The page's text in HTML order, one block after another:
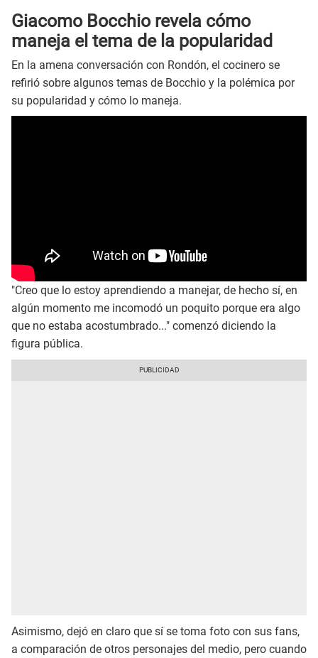
Giacomo Bocchio revela cómo
maneja el tema de la popularidad
En la amena conversación con Rondón, el cocinero se
refirió sobre algunos temas de Bocchio y la polémica por
su popularidad y cómo lo maneja.
"Creo que lo estoy aprendiendo a manejar, de hecho sí, en
algún momento me incomodó un poquito porque era algo
que no estaba acostumbrado..." comenzó diciendo la
figura pública.
Asimismo, dejó en claro que sí se toma foto con sus fans,
a comparación de otros personajes del medio, pero cuando